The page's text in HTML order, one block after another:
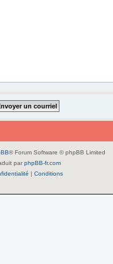
® Forum Software © phpBB Limited
par phpBB-fr.com
| Conditions